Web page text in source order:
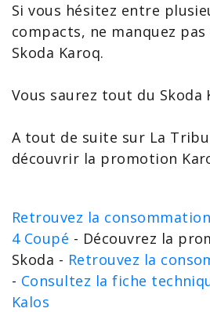
Si vous hésitez entre
compacts, ne manquez pas
Skoda Karoq.
Vous saurez tout du Skoda
A tout de suite sur La
découvrir la promotion
Retrouvez la
4 Coupé - Découvrez la
Skoda - Retrouvez la
- Consultez la fiche
Kalos